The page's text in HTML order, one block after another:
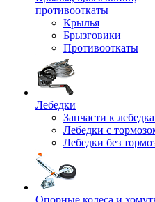
противооткаты
Крылья
Брызговики
Противооткаты
Лебедки
Запчасти к
Лебедки с
Лебедки без
Опорные колеса и